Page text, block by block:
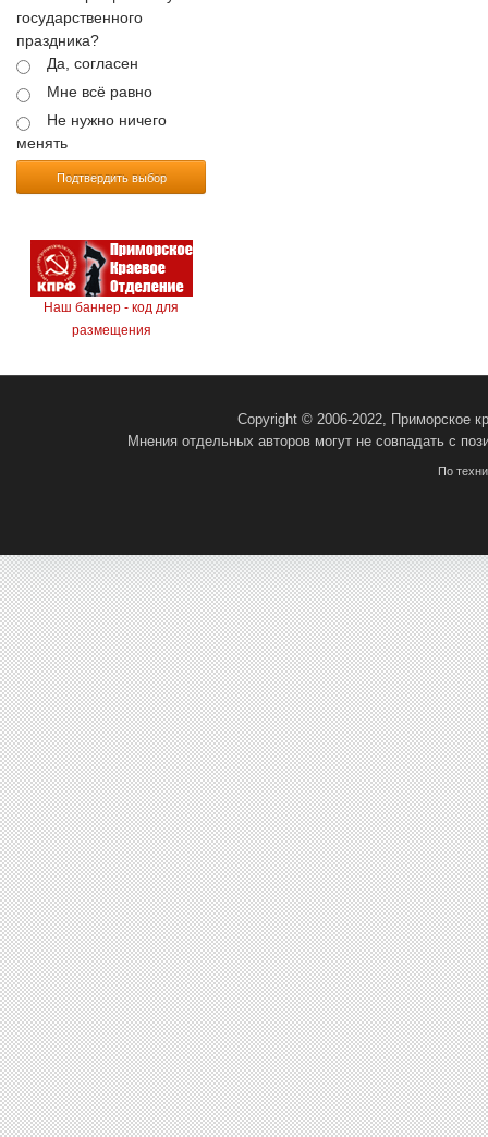
государственного
праздника?
Да, согласен
Мне всё равно
Не нужно ничего
менять
Подтвердить выбор
Наш баннер - код для
размещения
Copyright © 2006-2022, Приморское
Мнения отдельных авторов могут не совпадать с
По